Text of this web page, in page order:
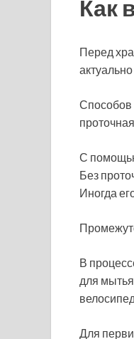
Как
Перед
Способов
С
Без
Иногда
В
для
Для